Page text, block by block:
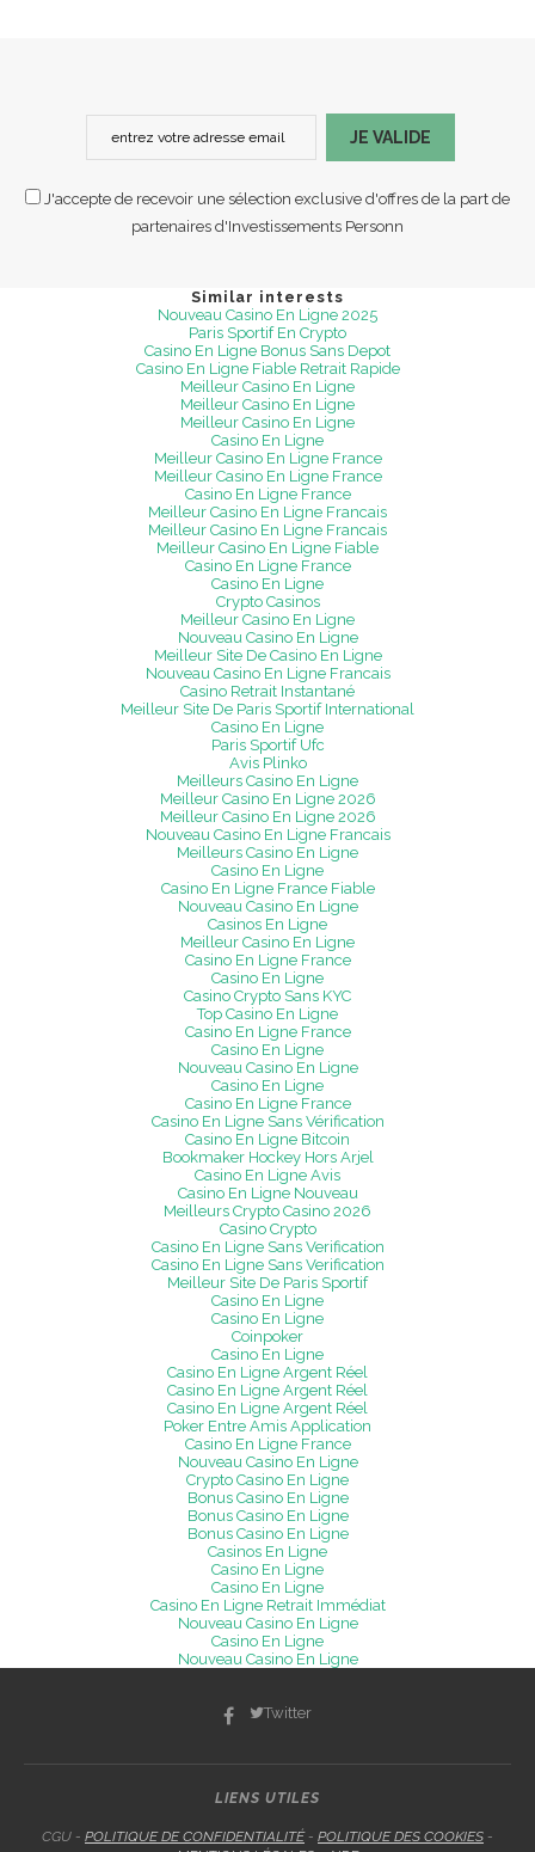
JE VALIDE
J'accepte de recevoir une sélection exclusive d'offres de la part de
partenaires d'Investissements Personn
Similar interests
Nouveau Casino En Ligne 2025
Paris Sportif En Crypto
Casino En Ligne Bonus Sans Depot
Casino En Ligne Fiable Retrait Rapide
Meilleur Casino En Ligne
Meilleur Casino En Ligne
Meilleur Casino En Ligne
Casino En Ligne
Meilleur Casino En Ligne France
Meilleur Casino En Ligne France
Casino En Ligne France
Meilleur Casino En Ligne Francais
Meilleur Casino En Ligne Francais
Meilleur Casino En Ligne Fiable
Casino En Ligne France
Casino En Ligne
Crypto Casinos
Meilleur Casino En Ligne
Nouveau Casino En Ligne
Meilleur Site De Casino En Ligne
Nouveau Casino En Ligne Francais
Casino Retrait Instantané
Meilleur Site De Paris Sportif International
Casino En Ligne
Paris Sportif Ufc
Avis Plinko
Meilleurs Casino En Ligne
Meilleur Casino En Ligne 2026
Meilleur Casino En Ligne 2026
Nouveau Casino En Ligne Francais
Meilleurs Casino En Ligne
Casino En Ligne
Casino En Ligne France Fiable
Nouveau Casino En Ligne
Casinos En Ligne
Meilleur Casino En Ligne
Casino En Ligne France
Casino En Ligne
Casino Crypto Sans KYC
Top Casino En Ligne
Casino En Ligne France
Casino En Ligne
Nouveau Casino En Ligne
Casino En Ligne
Casino En Ligne France
Casino En Ligne Sans Vérification
Casino En Ligne Bitcoin
Bookmaker Hockey Hors Arjel
Casino En Ligne Avis
Casino En Ligne Nouveau
Meilleurs Crypto Casino 2026
Casino Crypto
Casino En Ligne Sans Verification
Casino En Ligne Sans Verification
Meilleur Site De Paris Sportif
Casino En Ligne
Casino En Ligne
Coinpoker
Casino En Ligne
Casino En Ligne Argent Réel
Casino En Ligne Argent Réel
Casino En Ligne Argent Réel
Poker Entre Amis Application
Casino En Ligne France
Nouveau Casino En Ligne
Crypto Casino En Ligne
Bonus Casino En Ligne
Bonus Casino En Ligne
Bonus Casino En Ligne
Casinos En Ligne
Casino En Ligne
Casino En Ligne
Casino En Ligne Retrait Immédiat
Nouveau Casino En Ligne
Casino En Ligne
Nouveau Casino En Ligne
Twitter
LIENS UTILES
CGU - POLITIQUE DE CONFIDENTIALITÉ- POLITIQUE DES COOKIES -